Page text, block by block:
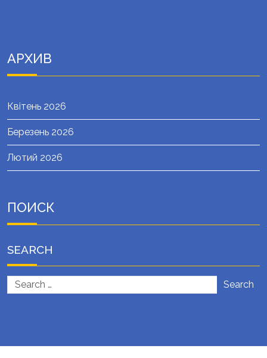
АРХИВ
Квітень 2026
Березень 2026
Лютий 2026
ПОИСК
SEARCH
Search